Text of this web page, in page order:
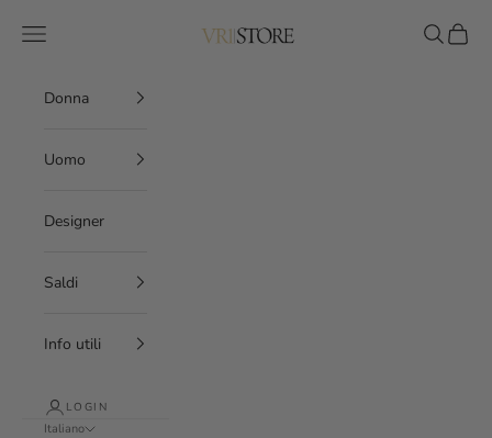
VR1 Store
Menù Cerca
Donna
Uomo
Designer
Saldi
Info utili
LOGIN
Italiano